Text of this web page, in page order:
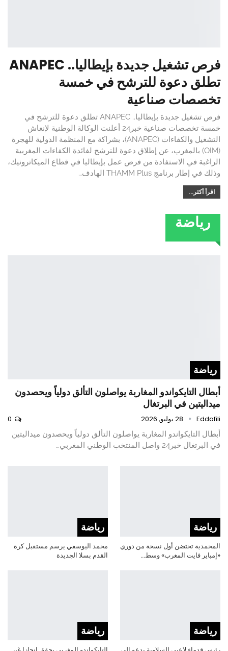
فرص تشغيل جديدة بإيطاليا.. ANAPEC
تطلق دعوة للترشح في خمسة
تخصصات صناعية
فرص تشغيل جديدة بإيطاليا.. ANAPEC تطلق دعوة للترشح في
خمسة تخصصات صناعية خبر24 أعلنت الوكالة الوطنية لإنعاش
التشغيل والكفاءات (ANAPEC)، بشراكة مع المنظمة الدولية للهجرة
(OIM) بالمغرب، عن إطلاق دعوة للترشح لفائدة الكفاءات المغربية
الراغبة في الاستفادة من فرص عمل بإيطاليا في قطاع الميكاترونيك،
وذلك في إطار برنامج THAMM Plus الهادف…
اقرأ أكثر...
رياضة
رياضة
أبطال التايكواندو المغاربة يواصلون التألق دولياً ويحصدون
ميداليتين في البرتغال
Eddafili 28 يوليو, 2026
أبطال التايكواندو المغاربة يواصلون التألق دولياً ويحصدون ميداليتين
في البرتغال خبر24 واصل المنتخب الوطني المغربي…
رياضة
المحمدية تحتضن أول نسخة من دوري
«إمباير فايت المغرب» وسط…
رياضة
محمد اليوسفي يرسم مستقبل كرة
القدم بسلا الجديدة
رياضة رياضة